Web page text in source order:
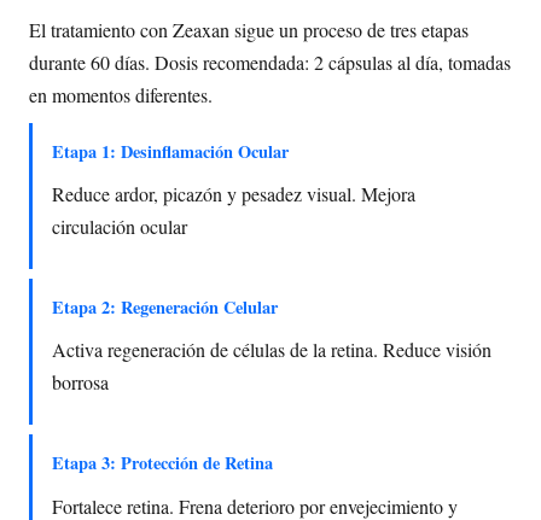
El tratamiento con Zeaxan sigue un proceso de tres etapas
durante 60 días. Dosis recomendada: 2 cápsulas al día, tomadas
en momentos diferentes.
Etapa 1: Desinflamación Ocular
Reduce ardor, picazón y pesadez visual. Mejora
circulación ocular
Etapa 2: Regeneración Celular
Activa regeneración de células de la retina. Reduce visión
borrosa
Etapa 3: Protección de Retina
Fortalece retina. Frena deterioro por envejecimiento y